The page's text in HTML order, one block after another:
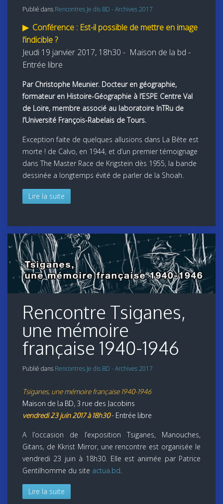
Publié dans Rencontres Je dis BD - Archives 2017
▶ Conférence : Est-il possible de mettre en image
l’indicible ?
Jeudi 19 janvier 2017, 18h30 - Maison de la bd -
Entrée libre
Par Christophe Meunier. Docteur en géographie,
formateur en Histoire-Géographie à l’ESPE Centre Val
de Loire, membre associé au laboratoire InTRu de
l’Université François-Rabelais de Tours.
Exception faite de quelques allusions dans La Bête est
morte ! de Calvo, en 1944, et d’un premier témoignage
dans The Master Race de Krigstein dès 1955, la bande
dessinée a longtemps évité de parler de la Shoah.
Lire la suite
Rencontre Tsiganes,
une mémoire
française 1940-1946
Publié dans Rencontres Je dis BD - Archives 2017
Tsiganes, une mémoire française 1940-1946
Maison de la BD, 3 rue des Jacobins
vendredi 23 juin 2017 à 18h30- Entrée libre
A l’occasion de l’exposition Tsiganes, Manouches,
Gitans, de Kkrist Mirror, une rencontre est organisée le
vendredi 23 juin à 18h30. Elle est animée par Patrice
Gentilhomme du site actua.bd.
Lire la suite